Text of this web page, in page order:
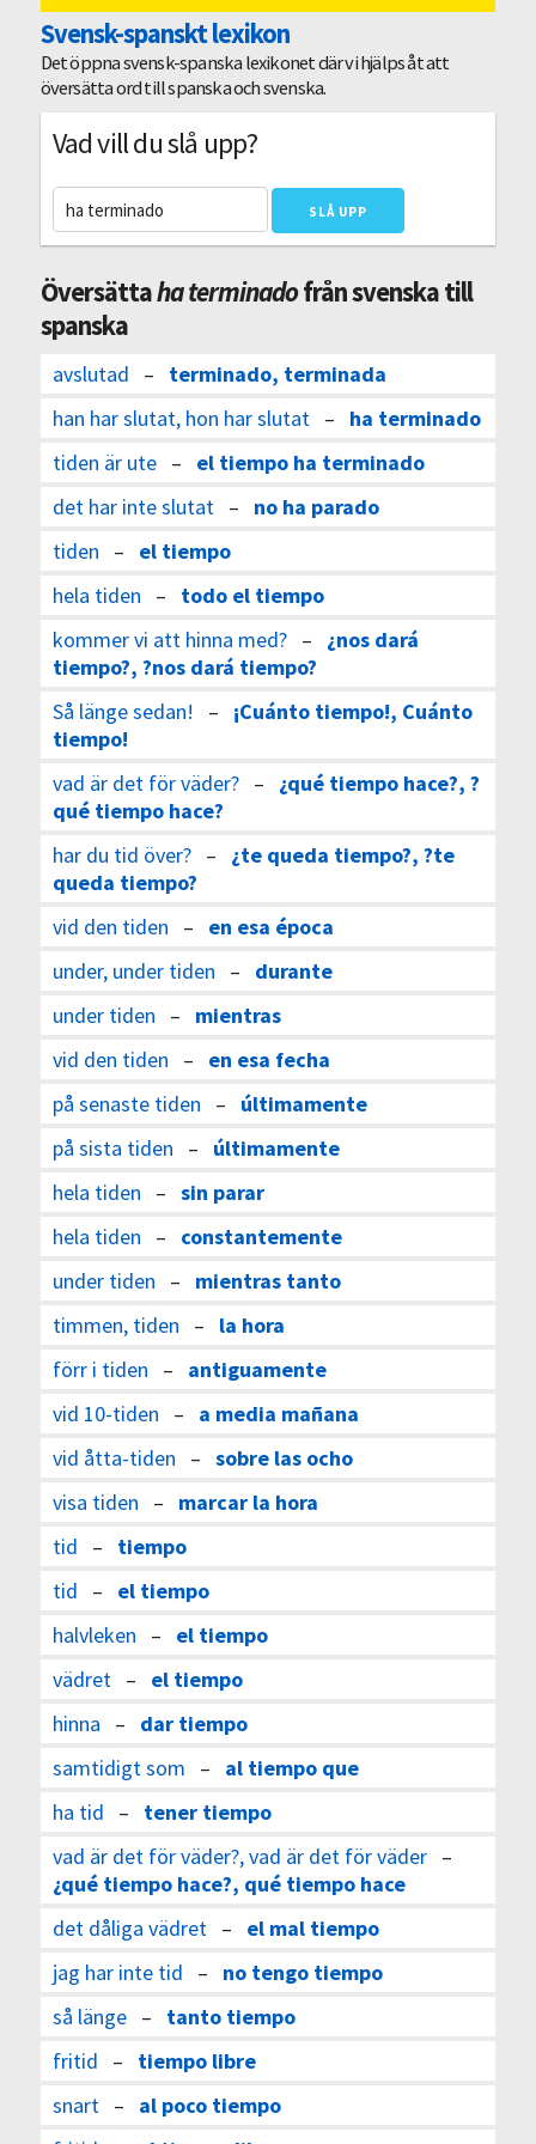
Svensk-spanskt lexikon
Det öppna svensk-spanska lexikonet där vi hjälps åt att
översätta ord till spanska och svenska.
Vad vill du slå upp?
Översättaha terminadofrån svenska till
spanska
avslutad – terminado, terminada
han har slutat, hon har slutat – ha terminado
tiden är ute– el tiempo ha terminado
det har inte slutat – no ha parado
tiden – el tiempo
hela tiden – todo el tiempo
kommer vi att hinna med?– ¿nos dará
tiempo?, ?nos dará tiempo?
Så länge sedan! – ¡Cuánto tiempo!, Cuánto
tiempo!
vad är det för väder?– ¿qué tiempo hace?, ?
qué tiempo hace?
har du tid över?– ¿te queda tiempo?, ?te
queda tiempo?
vid den tiden – en esa época
under, under tiden – durante
under tiden – mientras
vid den tiden – en esa fecha
på senaste tiden – últimamente
på sista tiden – últimamente
hela tiden – sin parar
hela tiden – constantemente
under tiden – mientras tanto
timmen, tiden – la hora
förr i tiden – antiguamente
vid 10-tiden – a media mañana
vid åtta-tiden – sobre las ocho
visa tiden – marcar la hora
tid – tiempo
tid – el tiempo
halvleken – el tiempo
vädret – el tiempo
hinna – dar tiempo
samtidigt som – al tiempo que
ha tid – tener tiempo
vad är det för väder?, vad är det för väder–
¿qué tiempo hace?, qué tiempo hace
det dåliga vädret – el mal tiempo
jag har inte tid – no tengo tiempo
så länge– tanto tiempo
fritid – tiempo libre
snart – al poco tiempo